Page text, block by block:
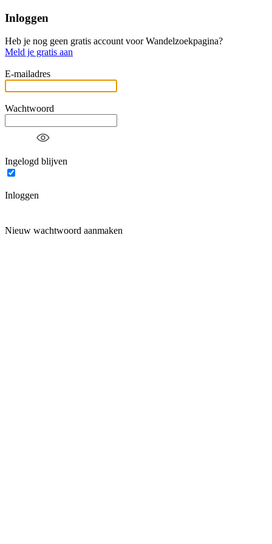
Inloggen
Heb je nog geen gratis account voor Wandelzoekpagina?
Meld je gratis aan
E-mailadres
Wachtwoord
Ingelogd blijven
Inloggen
Nieuw wachtwoord aanmaken